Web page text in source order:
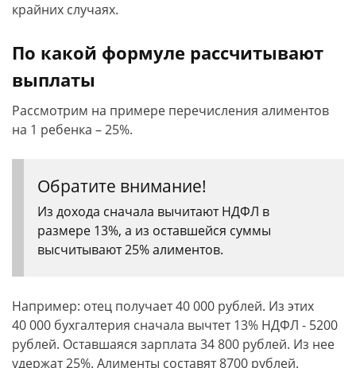
крайних случаях.
По какой формуле рассчитывают
выплаты
Рассмотрим на примере перечисления алиментов
на 1 ребенка – 25%.
Обратите внимание!
Из дохода сначала вычитают НДФЛ в
размере 13%, а из оставшейся суммы
высчитывают 25% алиментов.
Например: отец получает 40 000 рублей. Из этих
40 000 бухгалтерия сначала вычтет 13% НДФЛ - 5200
рублей. Оставшаяся зарплата 34 800 рублей. Из нее
удержат 25%. Алименты составят 8700 рублей.